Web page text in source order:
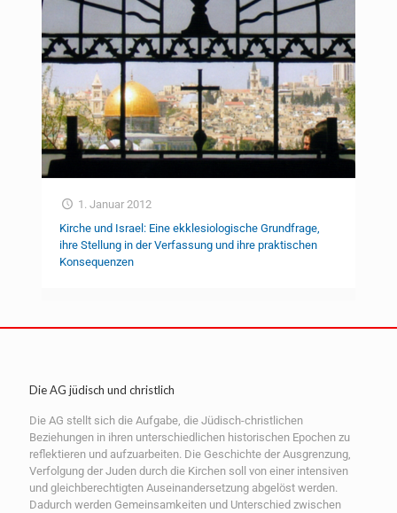
1. Januar 2012
Kirche und Israel: Eine ekklesiologische Grundfrage,
ihre Stellung in der Verfassung und ihre praktischen
Konsequenzen
Die AG jüdisch und christlich
Die AG stellt sich die Aufgabe, die Jüdisch-christlichen
Beziehungen in ihren unterschiedlichen historischen Epochen zu
reflektieren und aufzuarbeiten. Die Geschichte der Ausgrenzung,
Verfolgung der Juden durch die Kirchen soll von einer intensiven
und gleichberechtigten Auseinandersetzung abgelöst werden.
Dadurch werden Gemeinsamkeiten und Unterschied zwischen